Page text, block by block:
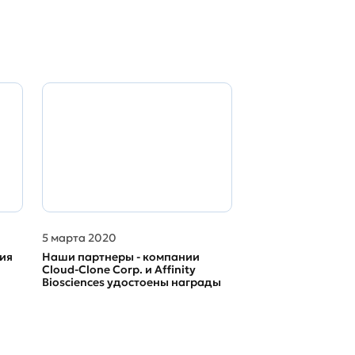
5 марта 2020
Наши партнеры - компании
Cloud-Clone Corp. и Affinity
Biosciences удостоены награды